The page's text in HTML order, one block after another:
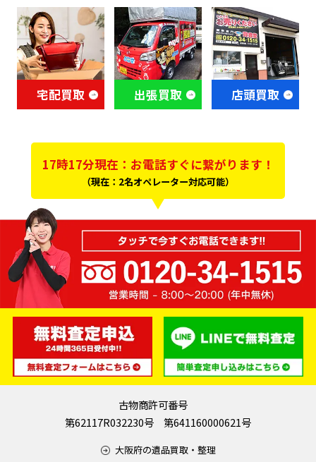
宅配買取 出張買取 店頭買取
17時17分現在：お電話すぐに繋がります！
（現在：2名オペレーター対応可能）
古物商許可番号
第62117R032230号 第641160000621号
大阪府の遺品買取・整理